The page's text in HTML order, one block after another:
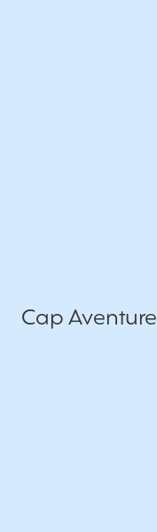
Cap Aventure